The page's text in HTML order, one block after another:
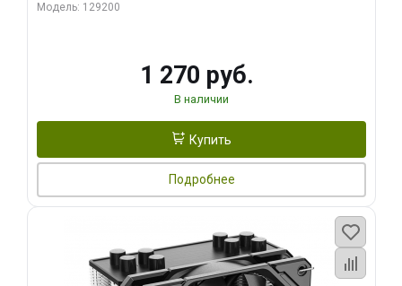
Модель: 129200
1 270 руб.
В наличии
Купить
Подробнее